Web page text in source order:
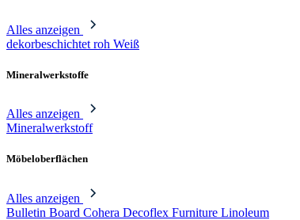
Alles anzeigen
dekorbeschichtet roh Weiß
Mineralwerkstoffe
Alles anzeigen
Mineralwerkstoff
Möbeloberflächen
Alles anzeigen
Bulletin Board Cohera Decoflex Furniture Linoleum